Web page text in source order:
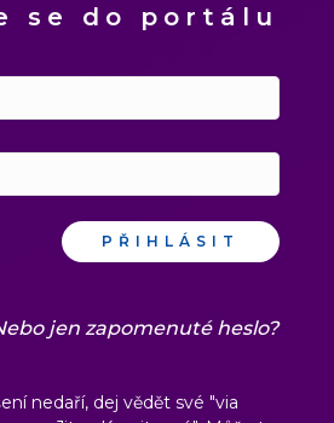
se do portálu
PŘIHLÁSIT
jen zapomenuté heslo?
nedaří, dej vědět své "via